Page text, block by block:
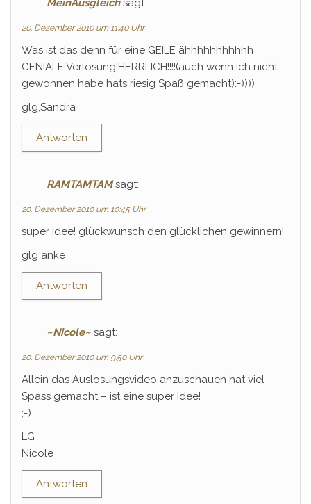
MeinAusgleich sagt:
20. Dezember 2010 um 11:40 Uhr
Was ist das denn für eine GEILE ähhhhhhhhhhh
GENIALE Verlosung!HERRLICH!!!!(auch wenn ich nicht
gewonnen habe hats riesig Spaß gemacht):-))))
glg,Sandra
Antworten
RAMTAMTAM sagt:
20. Dezember 2010 um 10:45 Uhr
super idee! glückwunsch den glücklichen gewinnern!
glg anke
Antworten
~Nicole~ sagt:
20. Dezember 2010 um 9:50 Uhr
Allein das Auslosungsvideo anzuschauen hat viel
Spass gemacht – ist eine super Idee!
;-)
LG
Nicole
Antworten